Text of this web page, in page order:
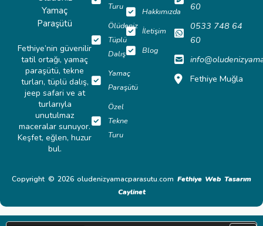
Fethiye’nin güvenilir
tatil ortağı, yamaç
paraşütü, tekne
turları, tüplü dalış,
jeep safari ve at
turlarıyla
unutulmaz
maceralar sunuyor.
Keşfet, eğlen, huzur
bul.
Turu
Ölüdeniz
Tüplü
Dalış
Yamaç
Paraşütü
Özel
Tekne
Turu
Hakkımızda
İletişim
Blog
60
0533 748 64
60
Fethiye Muğla
Copyright © 2026 oludenizyamacparasutu.com Fethiye Web Tasarım
Caylinet